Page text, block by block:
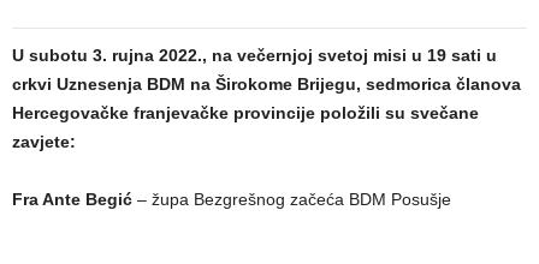
U subotu 3. rujna 2022., na večernjoj svetoj misi u 19 sati u
crkvi Uznesenja BDM na Širokome Brijegu, sedmorica članova
Hercegovačke franjevačke provincije položili su svečane
zavjete:
Fra Ante Begić – župa Bezgrešnog začeća BDM Posušje